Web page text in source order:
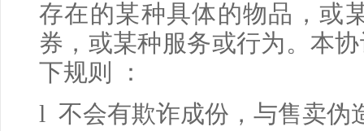
存在的某种具体的物品，或
券，或某种服务或行为。本
下规则 ：
l 不会有欺诈成份，与售卖伪